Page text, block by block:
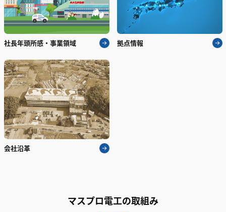
社長年頭所感・事業領域 拠点情報
会社沿革
マスプロ電工の取組み